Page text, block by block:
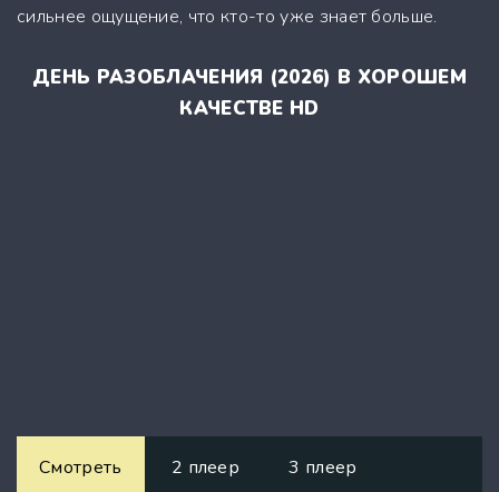
сильнее ощущение, что кто-то уже знает больше.
ДЕНЬ РАЗОБЛАЧЕНИЯ (2026) В ХОРОШЕМ
КАЧЕСТВЕ HD
Смотреть 2 плеер 3 плеер